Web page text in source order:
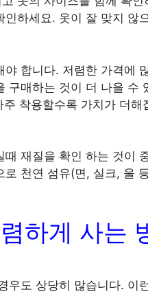
인하세요. 옷이 잘 맞지 않
야 합니다. 저렴한 가격에
구매하는 것이 더 나을 수
착용할수록 가치가 더해
때 재질을 확인 하는 것이
로 천연 섬유(면, 실크, 울
하게 사는
우도 상당히 많습니다. 이